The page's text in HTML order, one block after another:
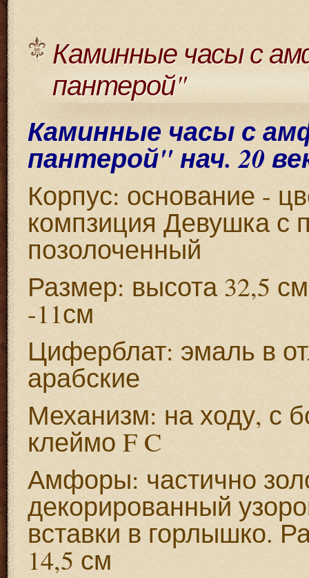
Каминные часы с
пантерой"
Каминные часы с
пантерой" нач. 20
Корпус: основание -
компзиция Девушка с
позолоченный
Размер: высота 32,5
-11см
Циферблат: эмаль в
арабские
Механизм: на ходу, с
клеймо F C
Амфоры: частично
декорированный
вставки в горлышко.
14,5 см